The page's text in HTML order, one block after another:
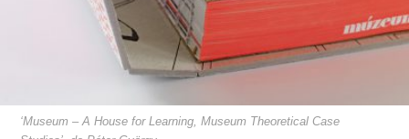
‘Museum – A House for Learning, Museum Theoretical Case